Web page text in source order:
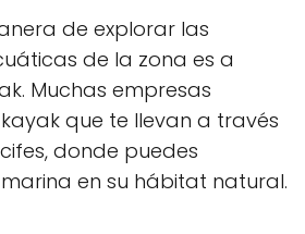
de explorar las
de la zona es a
Muchas empresas
que te llevan a través
donde puedes
en su hábitat natural.